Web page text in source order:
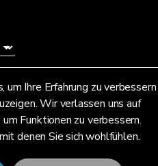
Ihre Erfahrung zu verbessern
Wir verlassen uns auf
Funktionen zu verbessern.
denen Sie sich wohlfühlen.